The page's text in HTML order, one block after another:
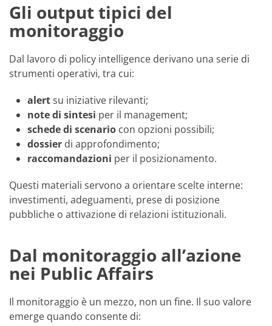
Gli output tipici del
monitoraggio
Dal lavoro di policy intelligence derivano una serie di
strumenti operativi, tra cui:
alertsu iniziative rilevanti;
note di sintesi per il management;
schede di scenario con opzioni possibili;
dossier di approfondimento;
raccomandazioni per il posizionamento.
Questi materiali servono a orientare scelte interne:
investimenti, adeguamenti, prese di posizione
pubbliche o attivazione di relazioni istituzionali.
Dal monitoraggio all’azione
nei Public Affairs
Il monitoraggio è un mezzo, non un fine. Il suo valore
emerge quando consente di: